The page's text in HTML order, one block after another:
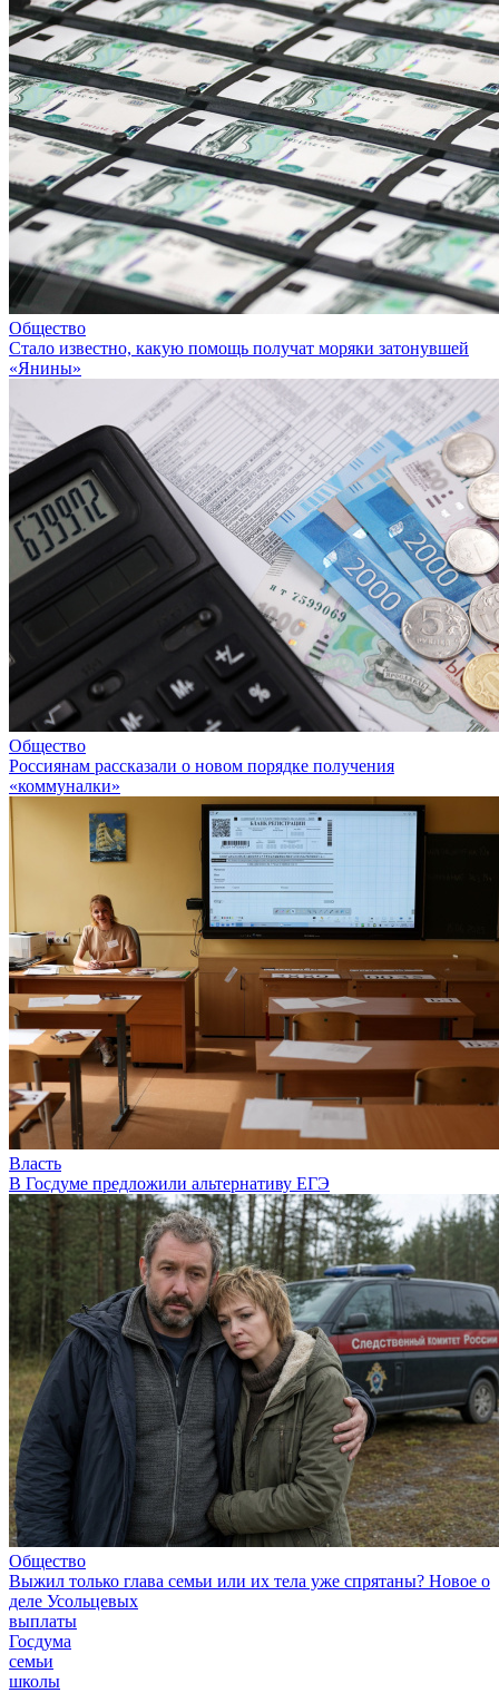
Общество
Стало известно, какую помощь получат моряки затонувшей
«Янины»
Общество
Россиянам рассказали о новом порядке получения
«коммуналки»
Власть
В Госдуме предложили альтернативу ЕГЭ
Общество
Выжил только глава семьи или их тела уже спрятаны? Новое о
деле Усольцевых
выплаты
Госдума
семьи
школы